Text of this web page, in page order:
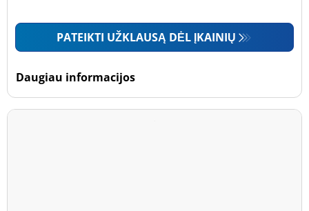
PATEIKTI UŽKLAUSĄ DĖL ĮKAINIŲ
Daugiau informacijos